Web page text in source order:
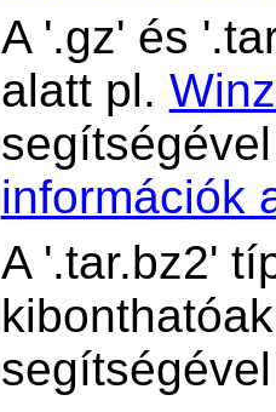
A '.gz' és
alatt pl.
információk
A '.tar.bz2'
segítségével